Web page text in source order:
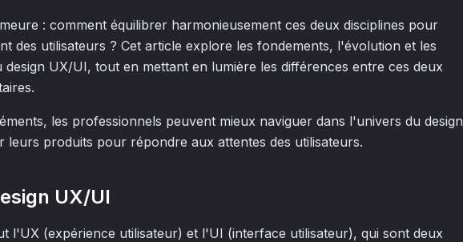
: comment équilibrer harmonieusement ces deux disciplines pour
des utilisateurs ? Cet article explore les fondements, l'évolution et les
design UX/UI, tout en mettant en lumière les différences entre ces deux
les professionnels peuvent mieux naviguer dans l'univers du design
leurs produits pour répondre aux attentes des utilisateurs.
UX/UI
l'UX (expérience utilisateur) et l'UI (interface utilisateur), qui sont deux